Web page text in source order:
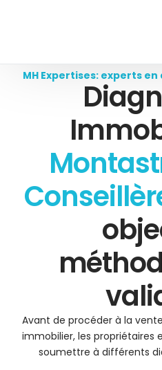
MH Expertises: experts
Avant de procéder à la
immobilier, les propriétaires
soumettre à différents